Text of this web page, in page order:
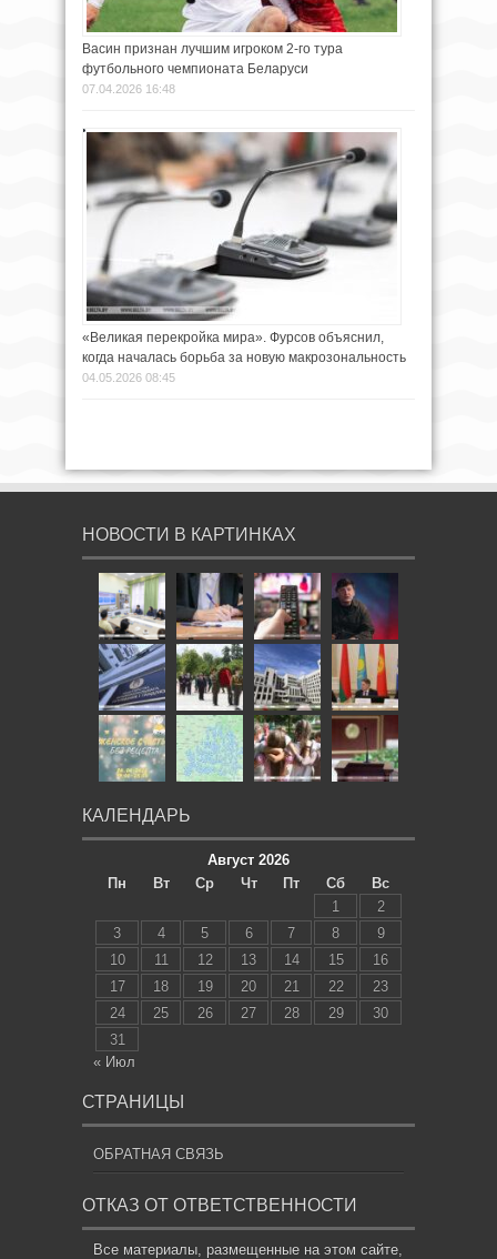
Васин признан лучшим игроком 2-го тура
футбольного чемпионата Беларуси
07.04.2026 16:48
«Великая перекройка мира». Фурсов объяснил,
когда началась борьба за новую макрозональность
04.05.2026 08:45
НОВОСТИ В КАРТИНКАХ
КАЛЕНДАРЬ
Август 2026
Пн
Вт Ср Чт Пт Сб
Вс
1
2
3
4 5 6 7 8
9
10
11 12 13 14 15
16
17
18 19 20 21 22
23
24
25 26 27 28 29
30
31
« Июл
СТРАНИЦЫ
ОБРАТНАЯ СВЯЗЬ
ОТКАЗ ОТ ОТВЕТСТВЕННОСТИ
Все материалы, размещенные на этом сайте,